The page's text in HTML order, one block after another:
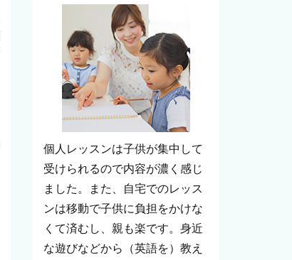
個人レッスンは子供が集中して
受けられるので内容が濃く感じ
ました。また、自宅でのレッス
ンは移動で子供に負担をかけな
くて済むし、親も楽です。身近
な遊びなどから（英語を）教え